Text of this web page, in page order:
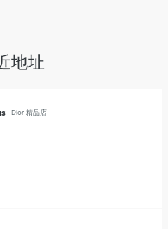
地址
Dior 精品店